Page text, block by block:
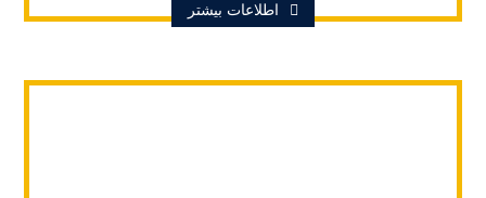
اطلاعات بیشتر